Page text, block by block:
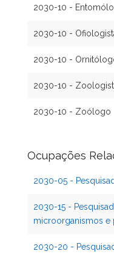
2030-10 -
2030-10 -
2030-10 -
2030-10 -
2030-10 - Zoólogo
Ocupações
2030-05 -
2030-15 -
microorganismos e
2030-20 -